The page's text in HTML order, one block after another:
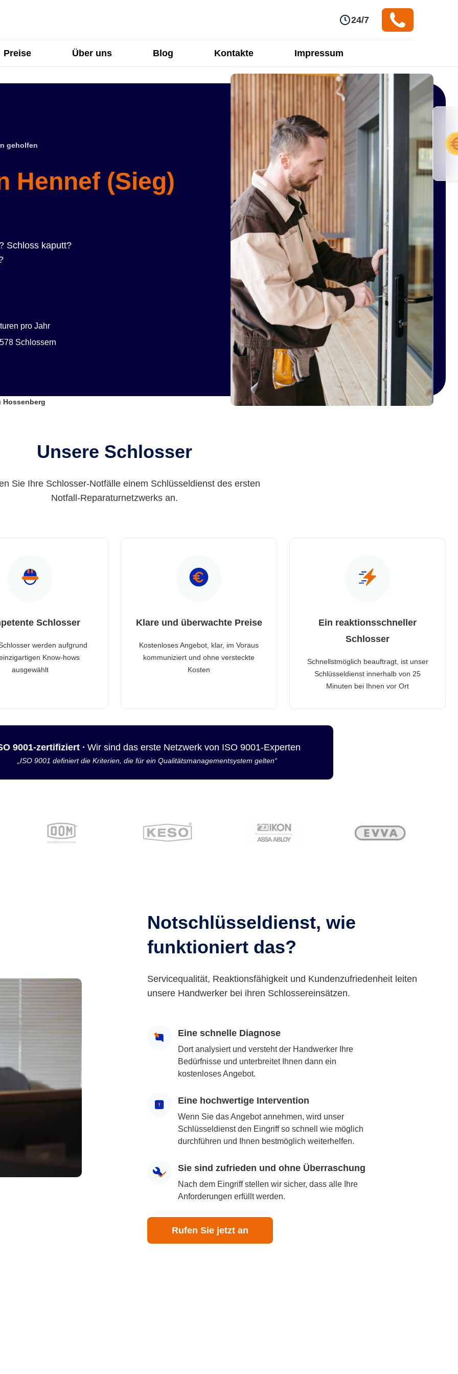
24/7
Preise Über uns Blog Kontakte Impressum
geholfen
Hennef (Sieg)
Schloss kaputt?
pro Jahr
Schlossern
Hossenberg
Unsere Schlosser
Sie Ihre Schlosser-Notfälle einem Schlüsseldienst des ersten
Notfall-Reparaturnetzwerks an.
Schlosser
werden aufgrund
Know-hows
ausgewählt
Klare und überwachte Preise
Kostenloses Angebot, klar, im Voraus
kommuniziert und ohne versteckte
Kosten
Ein reaktionsschneller
Schlosser
Schnellstmöglich beauftragt, ist unser
Schlüsseldienst innerhalb von 25
Minuten bei Ihnen vor Ort
9001-zertifiziert · Wir sind das erste Netzwerk von ISO 9001-Experten
„ISO 9001 definiert die Kriterien, die für ein Qualitätsmanagementsystem gelten“
Notschlüsseldienst, wie
funktioniert das?
Servicequalität, Reaktionsfähigkeit und Kundenzufriedenheit leiten
unsere Handwerker bei ihren Schlossereinsätzen.
Eine schnelle Diagnose
Dort analysiert und versteht der Handwerker Ihre
Bedürfnisse und unterbreitet Ihnen dann ein
kostenloses Angebot.
Eine hochwertige Intervention
Wenn Sie das Angebot annehmen, wird unser
Schlüsseldienst den Eingriff so schnell wie möglich
durchführen und Ihnen bestmöglich weiterhelfen.
Sie sind zufrieden und ohne Überraschung
Nach dem Eingriff stellen wir sicher, dass alle Ihre
Anforderungen erfüllt werden.
Rufen Sie jetzt an